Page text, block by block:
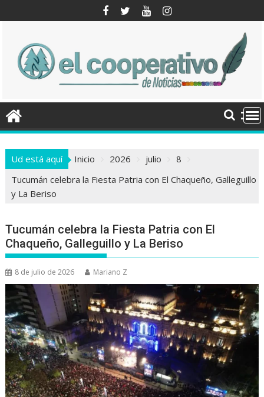
al
Ud está aquí Inicio 2026 julio
8
Tucumán celebra la Fiesta Patria con El Chaqueño, Galleguillo
y La Beriso
Tucumán celebra la Fiesta Patria con El
Chaqueño, Galleguillo y La Beriso
8 de julio de 2026 Mariano Z